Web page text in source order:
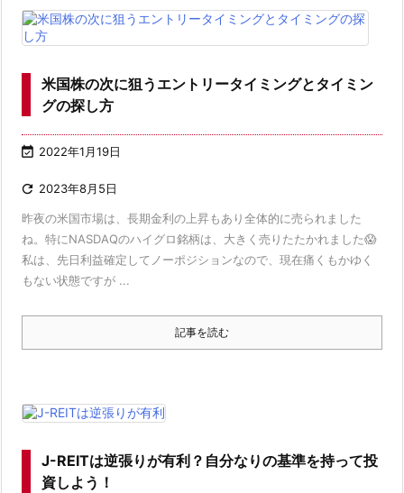
米国株の次に狙うエントリータイミングとタイミン
グの探し方
 2022年1月19日
 2023年8月5日
昨夜の米国市場は、長期金利の上昇もあり全体的に売られました
ね。特にNASDAQのハイグロ銘柄は、大きく売りたたかれました😱
私は、先日利益確定してノーポジションなので、現在痛くもかゆく
もない状態ですが ...
記事を読む
J-REITは逆張りが有利？自分なりの基準を持って投
資しよう！